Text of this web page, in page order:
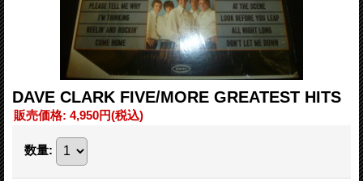
DAVE CLARK FIVE/MORE GREATEST HITS
販売価格: 4,950円(税込)
数量: